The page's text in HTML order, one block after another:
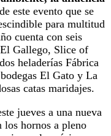
este evento que se
para multitud
cuenta con seis
Gallego, Slice of
heladerías Fábrica
El Gato y La
catas maridajes.
jueves a una nueva
los hornos a pleno